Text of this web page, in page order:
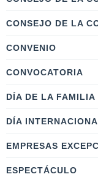
CONSEJO DE LA
CONVENIO
CONVOCATORIA
DÍA DE LA FAMILIA
DÍA
EMPRESAS
ESPECTÁCULO